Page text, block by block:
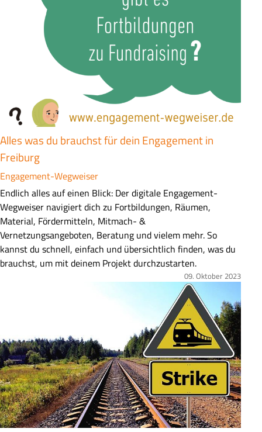
Alles was du brauchst für dein Engagement in
Freiburg
Engagement-Wegweiser
Z
u
s
a
m
m
s
u
n
g
Endlich alles auf einen Blick: Der digitale Engagement-
Wegweiser navigiert dich zu Fortbildungen, Räumen,
Material, Fördermitteln, Mitmach- &
Vernetzungsangeboten, Beratung und vielem mehr. So
kannst du schnell, einfach und übersichtlich finden, was du
brauchst, um mit deinem Projekt durchzustarten.
09. Oktober 2023